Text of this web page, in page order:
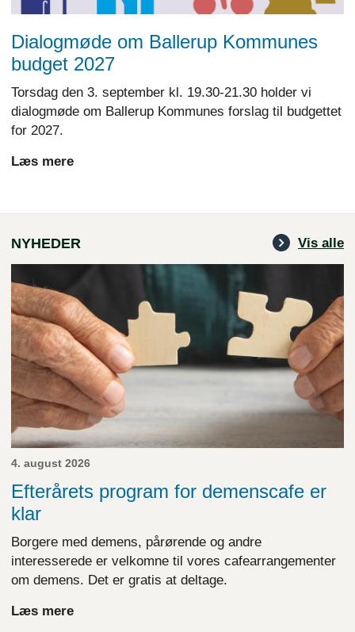
Dialogmøde om Ballerup Kommunes
budget 2027
Torsdag den 3. september kl. 19.30-21.30 holder vi
dialogmøde om Ballerup Kommunes forslag til budgettet
for 2027.
Læs mere
NYHEDER Vis alle
4. august 2026
Efterårets program for demenscafe er
klar
Borgere med demens, pårørende og andre
interesserede er velkomne til vores cafearrangementer
om demens. Det er gratis at deltage.
Læs mere